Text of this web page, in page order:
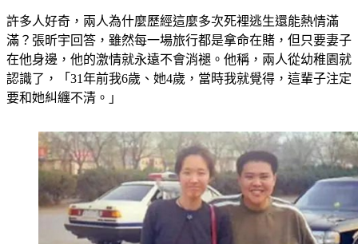
許多人好奇，兩人為什麼歷經這麼多次死裡逃生還能熱情滿
滿？張昕宇回答，雖然每一場旅行都是拿命在賭，但只要妻子
在他身邊，他的激情就永遠不會消褪。他稱，兩人從幼稚園就
認識了，「31年前我6歲、她4歲，當時我就覺得，這輩子注定
要和她糾纏不清。」